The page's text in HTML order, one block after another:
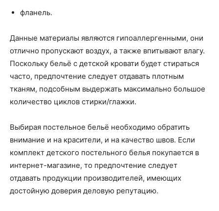
фланель.
Данные материалы являются гипоаллергенными, они
отлично пропускают воздух, а также впитывают влагу.
Поскольку бельё с детской кровати будет стираться
часто, предпочтение следует отдавать плотным
тканям, подсобным выдержать максимально большое
количество циклов стирки/глажки.
Выбирая постельное бельё необходимо обратить
внимание и на красители, и на качество швов. Если
комплект детского постельного белья покупается в
интернет-магазине, то предпочтение следует
отдавать продукции производителей, имеющих
достойную доверия деловую репутацию.